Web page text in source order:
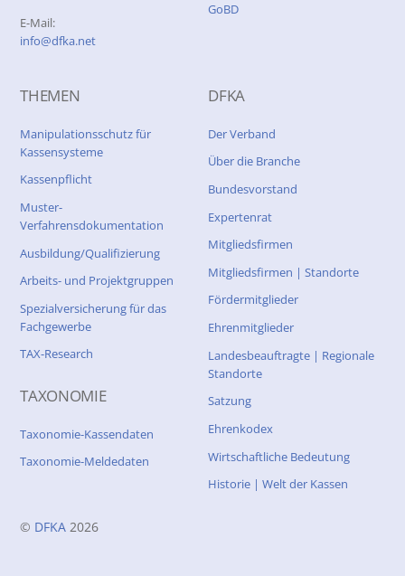
E-Mail:
info@dfka.net
GoBD
THEMEN
Manipulationsschutz für
Kassensysteme
Kassenpflicht
Muster-
Verfahrensdokumentation
Ausbildung/Qualifizierung
Arbeits- und Projektgruppen
Spezialversicherung für das
Fachgewerbe
TAX-Research
TAXONOMIE
Taxonomie-Kassendaten
Taxonomie-Meldedaten
DFKA
Der Verband
Über die Branche
Bundesvorstand
Expertenrat
Mitgliedsfirmen
Mitgliedsfirmen | Standorte
Fördermitglieder
Ehrenmitglieder
Landesbeauftragte | Regionale
Standorte
Satzung
Ehrenkodex
Wirtschaftliche Bedeutung
Historie | Welt der Kassen
© DFKA 2026